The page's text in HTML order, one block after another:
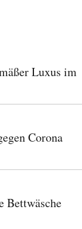
Luxus im
Corona
Bettwäsche